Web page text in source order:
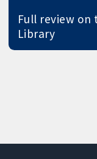
Full review on
Library